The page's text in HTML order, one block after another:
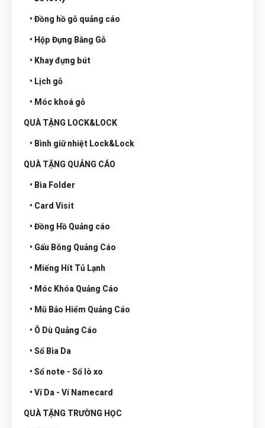
• Đồng hồ gỗ quảng cáo
• Hộp Đựng Bằng Gỗ
• Khay đựng bút
• Lịch gỗ
• Móc khoá gỗ
QUÀ TẶNG LOCK&LOCK
• Bình giữ nhiệt Lock&Lock
QUÀ TẶNG QUẢNG CÁO
• Bìa Folder
• Card Visit
• Đồng Hồ Quảng cáo
• Gấu Bông Quảng Cáo
• Miếng Hít Tủ Lạnh
• Móc Khóa Quảng Cáo
• Mũ Bảo Hiểm Quảng Cáo
• Ô Dù Quảng Cáo
• Sổ Bìa Da
• Sổ note - Sổ lò xo
• Ví Da - Ví Namecard
QUÀ TẶNG TRƯỜNG HỌC